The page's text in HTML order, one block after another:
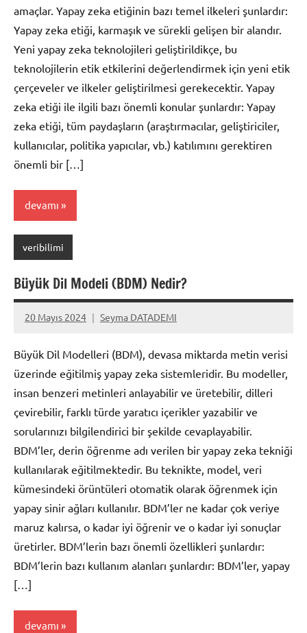
amaçlar. Yapay zeka etiğinin bazı temel ilkeleri şunlardır:
Yapay zeka etiği, karmaşık ve sürekli gelişen bir alandır.
Yeni yapay zeka teknolojileri geliştirildikçe, bu
teknolojilerin etik etkilerini değerlendirmek için yeni etik
çerçeveler ve ilkeler geliştirilmesi gerekecektir. Yapay
zeka etiği ile ilgili bazı önemli konular şunlardır: Yapay
zeka etiği, tüm paydaşların (araştırmacılar, geliştiriciler,
kullanıcılar, politika yapıcılar, vb.) katılımını gerektiren
önemli bir […]
devamı
veribilimi
Büyük Dil Modeli (BDM) Nedir?
20 Mayıs 2024 Seyma DATADEMI
Yorum
Büyük Dil Modelleri (BDM), devasa miktarda metin verisi
üzerinde eğitilmiş yapay zeka sistemleridir. Bu modeller,
insan benzeri metinleri anlayabilir ve üretebilir, dilleri
çevirebilir, farklı türde yaratıcı içerikler yazabilir ve
sorularınızı bilgilendirici bir şekilde cevaplayabilir.
BDM’ler, derin öğrenme adı verilen bir yapay zeka tekniği
kullanılarak eğitilmektedir. Bu teknikte, model, veri
kümesindeki örüntüleri otomatik olarak öğrenmek için
yapay sinir ağları kullanılır. BDM’ler ne kadar çok veriye
maruz kalırsa, o kadar iyi öğrenir ve o kadar iyi sonuçlar
üretirler. BDM’lerin bazı önemli özellikleri şunlardır:
BDM’lerin bazı kullanım alanları şunlardır: BDM’ler, yapay
[…]
devamı